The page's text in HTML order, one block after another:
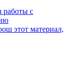
работы с
этот материал,